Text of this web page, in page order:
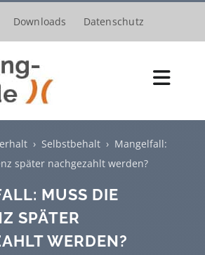
Downloads Datenschutz
› Selbstbehalt› Mangelfall:
später nachgezahlt werden?
MUSS DIE
SPÄTER
WERDEN?